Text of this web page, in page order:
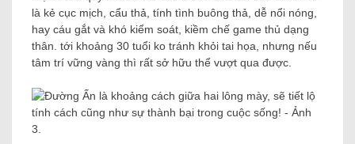
là kẻ cục mịch, cẩu thả, tính tình buông thả, dễ nổi nóng,
hay cáu gắt và khó kiểm soát, kiềm chế game thủ dạng
thân. tới khoảng 30 tuổi ko tránh khỏi tai họa, nhưng nếu
tâm trí vững vàng thì rất sở hữu thể vượt qua được.